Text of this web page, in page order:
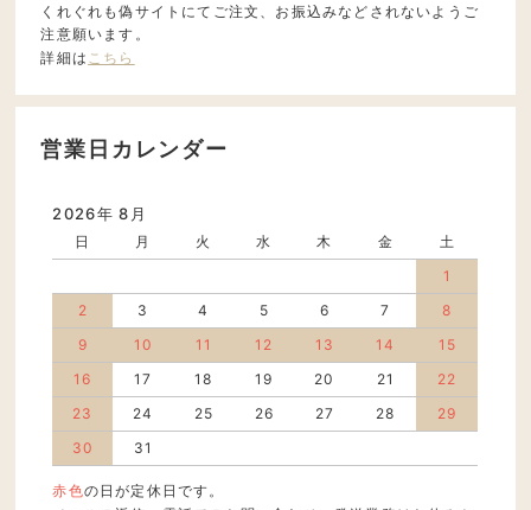
くれぐれも偽サイトにてご注文、お振込みなどされないようご
注意願います。
詳細は こちら
営業日カレンダー
2026年 8月
日 月 火 水 木 金
土
1
2
3 4 5 6 7
8
9
10 11 12 13 14
15
16
17 18 19 20 21
22
23
24 25 26 27 28
29
30
31
赤色の日が定休日です。